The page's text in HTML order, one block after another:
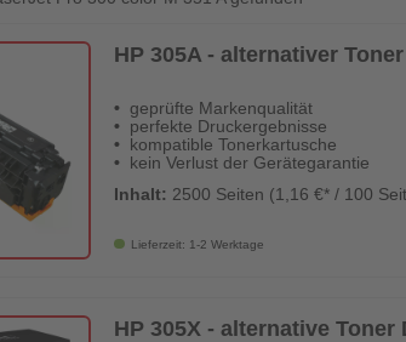
HP 305A - alternativer
geprüfte Markenqualität
perfekte Druckergebnisse
kompatible Tonerkartusche
kein Verlust der Gerätegarantie
Inhalt: 2500 Seiten (1,16 €* / 100
Lieferzeit: 1-2 Werktage
HP 305X - alternative